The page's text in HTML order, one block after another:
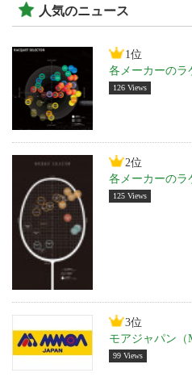
人気のニュース
1位
各メーカーのラ
126 Views
2位
各メーカーのラ
125 Views
3位
モアジャパン（
99 Views